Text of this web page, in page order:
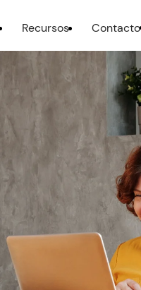
Recursos Contacto